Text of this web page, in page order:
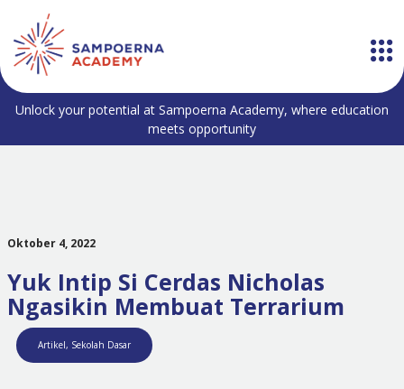
Unlock your potential at Sampoerna Academy, where education
meets opportunity
Oktober 4, 2022
Yuk Intip Si Cerdas Nicholas
Ngasikin Membuat Terrarium
Artikel, Sekolah Dasar